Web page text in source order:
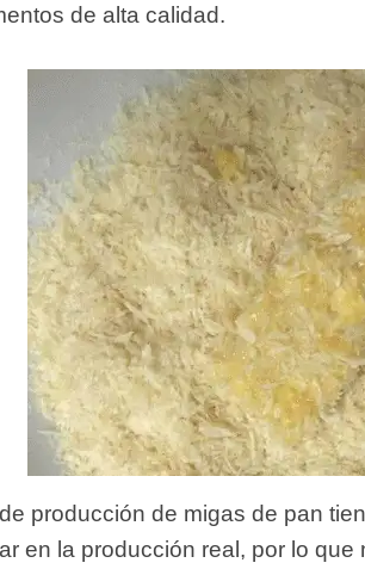
de alta calidad.
producción de migas de pan
en la producción real, por lo